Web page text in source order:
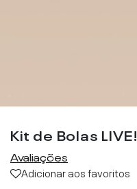
Kit de Bolas LIVE!
Avaliações
Adicionar aos favoritos